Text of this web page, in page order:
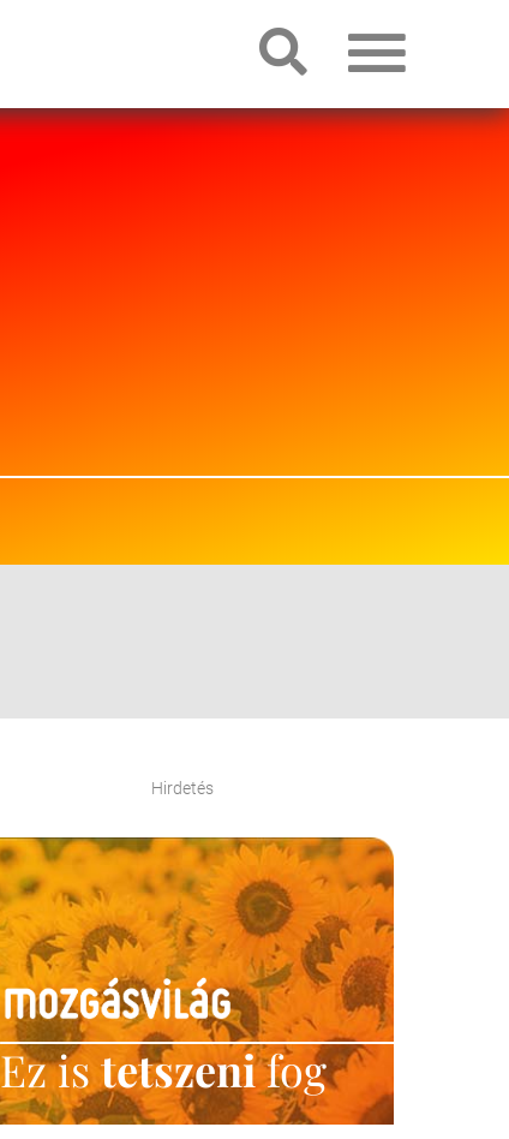
Hirdetés
Ez istetszenifog